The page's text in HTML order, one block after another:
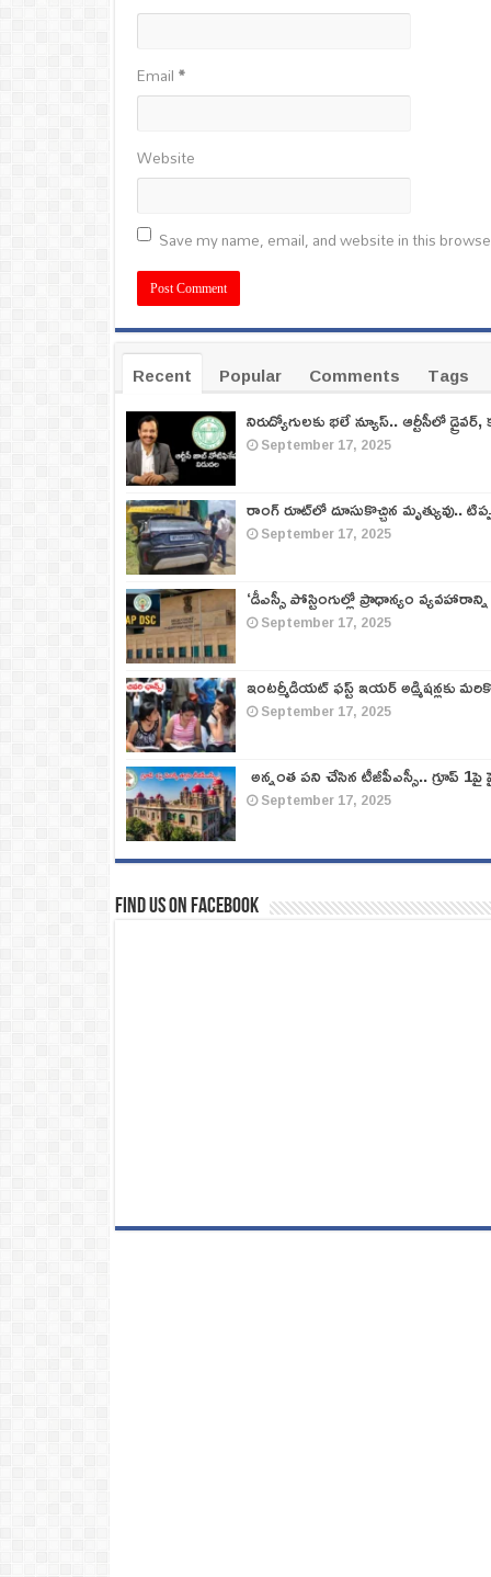
Email*
Website
Save my name, email, and website in this
Recent Popular Comments
Tags
నిరుద్యోగులకు భలే న్యూస్.. ఆర్టీసీలో
September 17, 2025
రాంగ్ రూట్‌లో దూసుకొచ్చిన మృత్యువు..
September 17, 2025
‘డీఎస్సీ పోస్టింగుల్లో ప్రాధాన్యం
September 17, 2025
ఇంటర్మీడియట్ ఫస్ట్‌ ఇయర్‌ అడ్మిషన్లకు
September 17, 2025
అన్నంత పని చేసిన టీజీపీఎస్సీ.. గ్రూప్‌
September 17, 2025
Find us on Facebook